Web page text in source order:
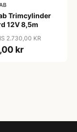
Trimcylinder
12V 8,5m
2.730,00 KR
kr